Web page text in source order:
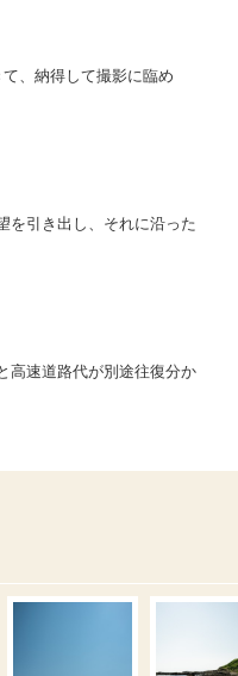
、納得して撮影に臨め
を引き出し、それに沿った
高速道路代が別途往復分か